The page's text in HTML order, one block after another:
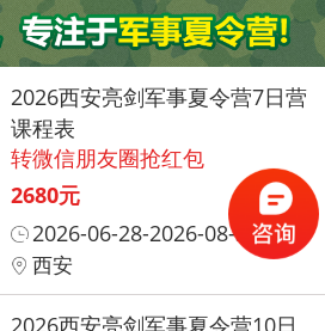
2026西安亮剑军事夏令营7日营
课程表
转微信朋友圈抢红包
2680元
2026-06-28-2026-08-31
西安
2026西安亮剑军事夏令营10日